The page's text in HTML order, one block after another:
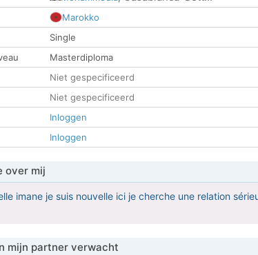
Marokko
Single
Masterdiploma
Niet gespecificeerd
Niet gespecificeerd
Inloggen
Inloggen
over mij
imane je suis nouvelle ici je cherche une relation
mijn partner verwacht